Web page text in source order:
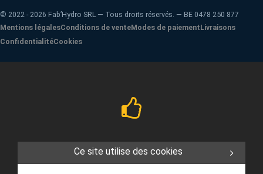
© 2022 - 2026 Fab’Hydro SRL — Tous droits réservés. — BE 0478 250 877
Mentions légalesConditions de venteModes de paiementLivraisons
ConfidentialitéCookies
Ce site utilise des cookies